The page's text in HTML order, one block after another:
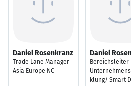
Daniel Rosenkranz
Trade Lane Manager
Asia Europe NC
Daniel
Bereichsleiter
klung/ Smart